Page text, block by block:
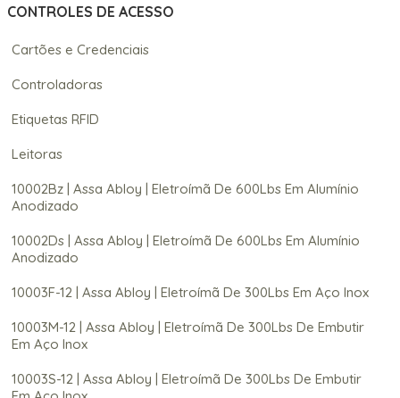
CONTROLES DE ACESSO
Cartões e Credenciais
Controladoras
Etiquetas RFID
Leitoras
10002Bz | Assa Abloy | Eletroímã De 600Lbs Em Alumínio
Anodizado
10002Ds | Assa Abloy | Eletroímã De 600Lbs Em Alumínio
Anodizado
10003F-12 | Assa Abloy | Eletroímã De 300Lbs Em Aço Inox
10003M-12 | Assa Abloy | Eletroímã De 300Lbs De Embutir
Em Aço Inox
10003S-12 | Assa Abloy | Eletroímã De 300Lbs De Embutir